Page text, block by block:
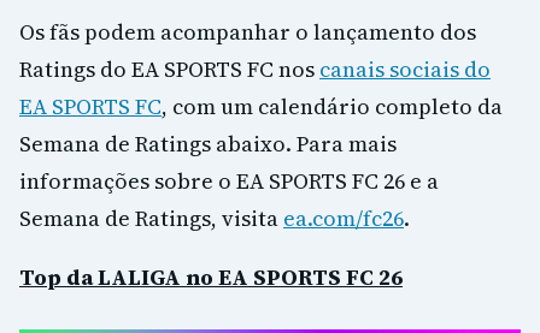
Os fãs podem acompanhar o lançamento dos
Ratings do EA SPORTS FC nos canais sociais do
EA SPORTS FC, com um calendário completo da
Semana de Ratings abaixo. Para mais
informações sobre o EA SPORTS FC 26 e a
Semana de Ratings, visita ea.com/fc26.
Top da LALIGA no EA SPORTS FC 26